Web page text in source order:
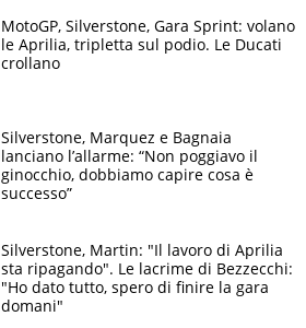
MotoGP, Silverstone, Gara Sprint: volano
le Aprilia, tripletta sul podio. Le Ducati
crollano
Silverstone, Marquez e Bagnaia
lanciano l’allarme: “Non poggiavo il
ginocchio, dobbiamo capire cosa è
successo”
Silverstone, Martin: "Il lavoro di Aprilia
sta ripagando". Le lacrime di Bezzecchi:
"Ho dato tutto, spero di finire la gara
domani"